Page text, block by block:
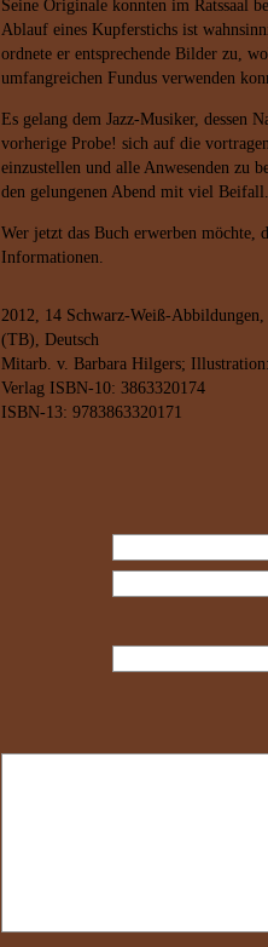
Seine Originale konnten im Ratssaal
Ablauf eines Kupferstichs ist
ordnete er entsprechende Bilder zu,
umfangreichen Fundus verwenden
Es gelang dem Jazz-Musiker, dessen
vorherige Probe! sich auf die
einzustellen und alle Anwesenden zu
den gelungenen Abend mit viel Beifall.
Wer jetzt das Buch erwerben möchte,
Informationen.
2012, 14 Schwarz-Weiß-
(TB), Deutsch
Mitarb. v. Barbara Hilgers;
Verlag ISBN-10: 3863320174
ISBN-13: 9783863320171